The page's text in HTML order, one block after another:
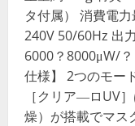
タ付属） 消費電
240V 50/60Hz 出
6000？8000μW/
仕様】 2つのモー
［クリア―ロUV
燥）が搭載でマス